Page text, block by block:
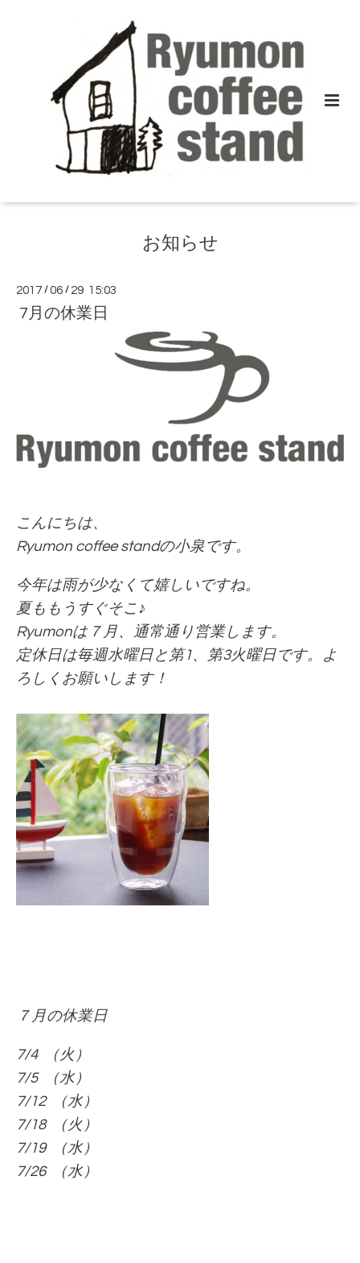
お知らせ
2017 /06 / 29 15:03
7月の休業日
こんにちは、
Ryumon coffee standの小泉です。
今年は雨が少なくて嬉しいですね。
夏ももうすぐそこ♪
Ryumonは７月、通常通り営業します。
定休日は毎週水曜日と第1、第3火曜日です。よ
ろしくお願いします！
７月の休業日
7/4 （火）
7/5 （水）
7/12 （水）
7/18 （火）
7/19 （水）
7/26 （水）